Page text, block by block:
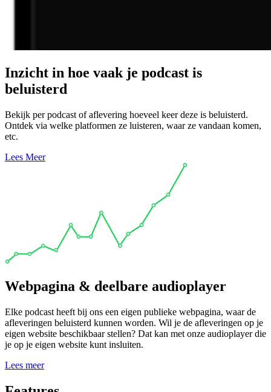
Inzicht in hoe vaak je podcast is
beluisterd
Bekijk per podcast of aflevering hoeveel keer deze is beluisterd.
Ontdek via welke platformen ze luisteren, waar ze vandaan komen,
etc.
Lees Meer
Webpagina & deelbare audioplayer
Elke podcast heeft bij ons een eigen publieke webpagina, waar de
afleveringen beluisterd kunnen worden. Wil je de afleveringen op je
eigen website beschikbaar stellen? Dat kan met onze audioplayer die
je op je eigen website kunt insluiten.
Lees meer